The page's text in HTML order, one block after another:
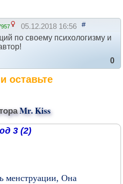
05.12.2018 16:56 #
по своему психологизму и
0
и оставьте
Mr. Kiss
3 (2)
менструации, Она